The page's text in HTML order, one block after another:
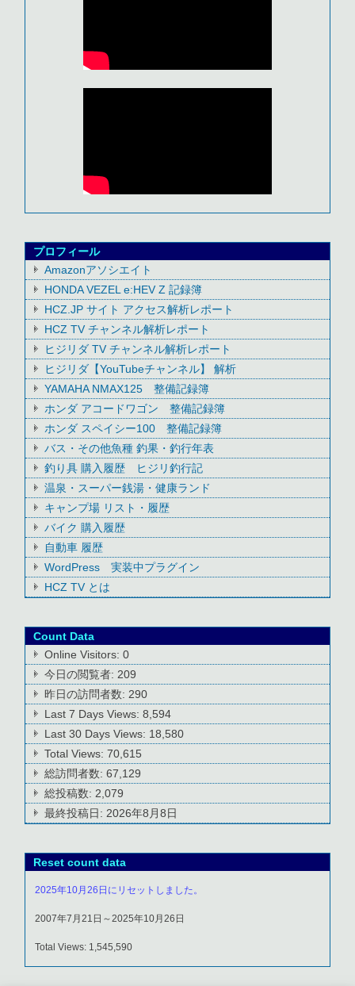
プロフィール
Amazonアソシエイト
HONDA VEZEL e:HEV Z 記録簿
HCZ.JP サイト アクセス解析レポート
HCZ TV チャンネル解析レポート
ヒジリダ TV チャンネル解析レポート
ヒジリダ【YouTubeチャンネル】 解析
YAMAHA NMAX125 整備記録簿
ホンダ アコードワゴン 整備記録簿
ホンダ スペイシー100 整備記録簿
バス・その他魚種 釣果・釣行年表
釣り具 購入履歴 ヒジリ釣行記
温泉・スーパー銭湯・健康ランド
キャンプ場 リスト・履歴
バイク 購入履歴
自動車 履歴
WordPress 実装中プラグイン
HCZ TV とは
Count Data
Online Visitors:0
今日の閲覧者:209
昨日の訪問者数:290
Last 7 Days Views:8,594
Last 30 Days Views: 18,580
Total Views:70,615
総訪問者数:67,129
総投稿数:2,079
最終投稿日:2026年8月8日
Reset count data
2025年10月26日にリセットしました。
2007年7月21日～2025年10月26日
Total Views: 1,545,590